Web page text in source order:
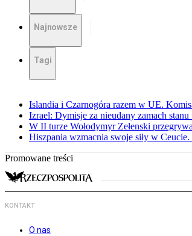
Najnowsze
Tagi
Islandia i Czarnogóra razem w UE.
Izrael: Dymisje za nieudany zamach
W II turze Wołodymyr Zełenski
Hiszpania wzmacnia swoje siły w
Promowane treści
KONTAKT
O nas